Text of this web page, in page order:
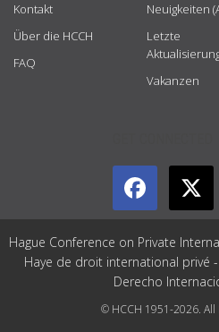
Kontakt
Über die HCCH
FAQ
Neuigkeiten
Letzte
Vakanzen
Hague Conference on Private
Haye de droit international privé
Derecho
© HCCH 1951-2026. All